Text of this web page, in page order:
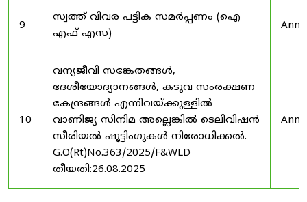
9
സ്വത്ത് വിവര പട്ടിക സമർപ്പണം (ഐ
എഫ് എസ)
10
വന്യജീവി സങ്കേതങ്ങൾ,
ദേശീയോദ്യാനങ്ങൾ, കടുവ സംരക്ഷണ
കേന്ദ്രങ്ങൾ എന്നിവയ്ക്കുള്ളിൽ
വാണിജ്യ സിനിമ അല്ലെങ്കിൽ ടെലിവിഷൻ
സീരിയൽ ഷൂട്ടിംഗുകൾ നിരോധിക്കൽ.
G.O(Rt)No.363/2025/F&WLD
തീയതി:26.08.2025